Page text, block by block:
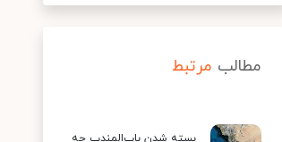
مطالب مرتبط
بسته شدن باب‌المندب چه